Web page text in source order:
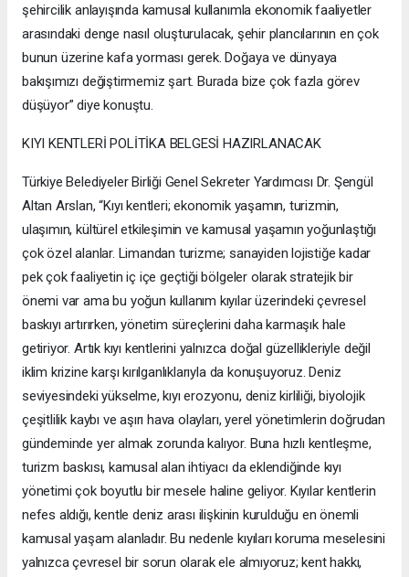
şehircilik anlayışında kamusal kullanımla ekonomik faaliyetler
arasındaki denge nasıl oluşturulacak, şehir plancılarının en çok
bunun üzerine kafa yorması gerek. Doğaya ve dünyaya
bakışımızı değiştirmemiz şart. Burada bize çok fazla görev
düşüyor” diye konuştu.
KIYI KENTLERİ POLİTİKA BELGESİ HAZIRLANACAK
Türkiye Belediyeler Birliği Genel Sekreter Yardımcısı Dr. Şengül
Altan Arslan, “Kıyı kentleri; ekonomik yaşamın, turizmin,
ulaşımın, kültürel etkileşimin ve kamusal yaşamın yoğunlaştığı
çok özel alanlar. Limandan turizme; sanayiden lojistiğe kadar
pek çok faaliyetin iç içe geçtiği bölgeler olarak stratejik bir
önemi var ama bu yoğun kullanım kıyılar üzerindeki çevresel
baskıyı artırırken, yönetim süreçlerini daha karmaşık hale
getiriyor. Artık kıyı kentlerini yalnızca doğal güzellikleriyle değil
iklim krizine karşı kırılganlıklarıyla da konuşuyoruz. Deniz
seviyesindeki yükselme, kıyı erozyonu, deniz kirliliği, biyolojik
çeşitlilik kaybı ve aşırı hava olayları, yerel yönetimlerin doğrudan
gündeminde yer almak zorunda kalıyor. Buna hızlı kentleşme,
turizm baskısı, kamusal alan ihtiyacı da eklendiğinde kıyı
yönetimi çok boyutlu bir mesele haline geliyor. Kıyılar kentlerin
nefes aldığı, kentle deniz arası ilişkinin kurulduğu en önemli
kamusal yaşam alanladır. Bu nedenle kıyıları koruma meselesini
yalnızca çevresel bir sorun olarak ele almıyoruz; kent hakkı,